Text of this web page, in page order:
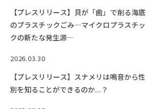
社会連携
CENTERS
【プレスリリース】貝が「歯」で削る海底
のプラスチックごみ―マイクロプラスチッ
クの新たな発生源―
2026.03.30
【プレスリリース】スナメリは鳴音から性
別を知ることができるのか...？